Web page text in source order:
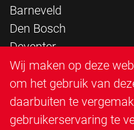
Barneveld
Den Bosch
Deventer
Epe
Sittard
Triangle Infra
Triangle Steigerbouw
Wij maken op deze
om het gebruik van
daarbuiten te
gebruikerservaring te